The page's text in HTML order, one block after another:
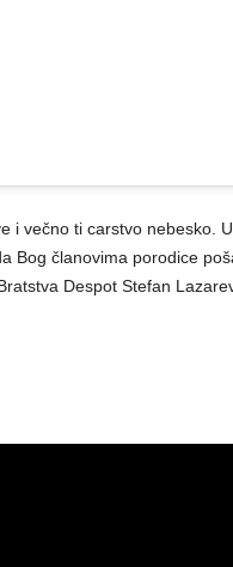
i večno ti carstvo nebesko.
Bog članovima porodice
Despot Stefan